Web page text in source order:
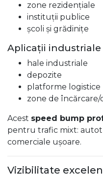
zone rezidențiale
instituții publice
școli și grădinițe
Aplicații industriale
hale industriale
depozite
platforme logistice
zone de încărcare/
Acest speed bump
pentru trafic mixt:
comerciale ușoare.
Vizibilitate